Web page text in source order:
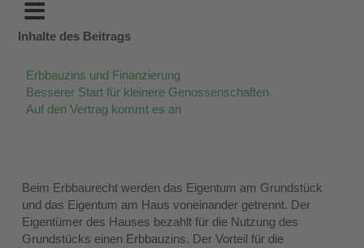
Inhalte des Beitrags
Erbbauzins und Finanzierung
Besserer Start für kleinere Genossenschaften
Auf den Vertrag kommt es an
Beim Erbbaurecht werden das Eigentum am Grundstück
und das Eigentum am Haus voneinander getrennt. Der
Eigentümer des Hauses bezahlt für die Nutzung des
Grundstücks einen Erbbauzins. Der Vorteil für die